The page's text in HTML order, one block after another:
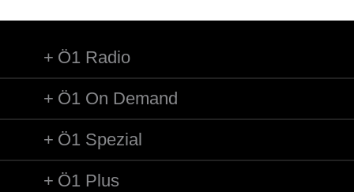
Ö1 Radio
Ö1 On Demand
Ö1 Spezial
Ö1 Plus